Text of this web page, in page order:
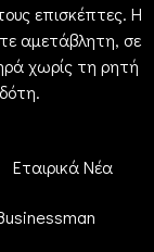
επισκέπτες. Η
αμετάβλητη, σε
χωρίς τη ρητή
Εταιρικά Νέα